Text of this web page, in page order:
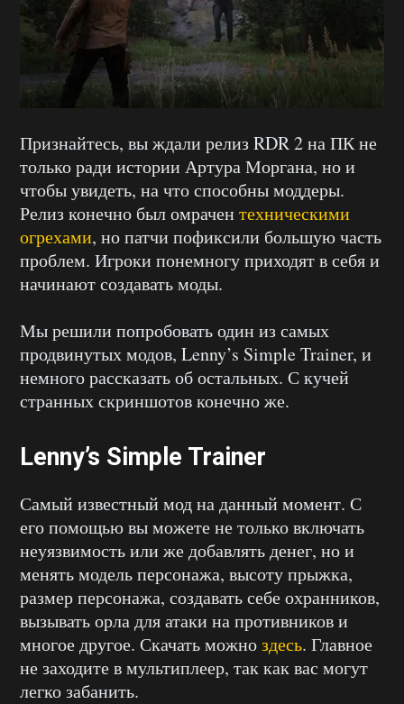
Признайтесь, вы ждали релиз RDR 2 на ПК не
только ради истории Артура Моргана, но и
чтобы увидеть, на что способны моддеры.
Релиз конечно был омрачен техническими
огрехами, но патчи пофиксили большую часть
проблем. Игроки понемногу приходят в себя и
начинают создавать моды.
Мы решили попробовать один из самых
продвинутых модов, Lenny’s Simple Trainer, и
немного рассказать об остальных. С кучей
странных скриншотов конечно же.
Lenny’s Simple Trainer
Самый известный мод на данный момент. С
его помощью вы можете не только включать
неуязвимость или же добавлять денег, но и
менять модель персонажа, высоту прыжка,
размер персонажа, создавать себе охранников,
вызывать орла для атаки на противников и
многое другое. Скачать можноздесь. Главное
не заходите в мультиплеер, так как вас могут
легко забанить.